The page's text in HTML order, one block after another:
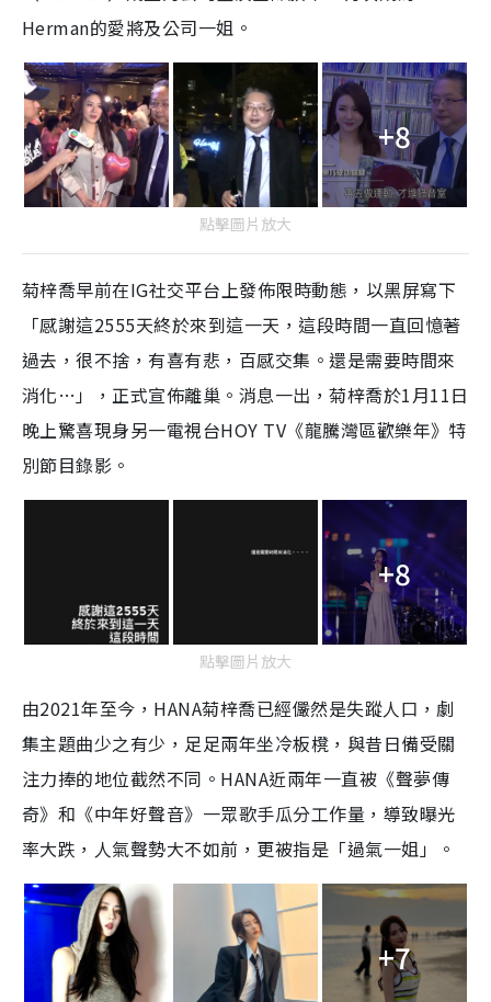
Herman的愛將及公司一姐。
+8
點擊圖片放大
菊梓喬早前在IG社交平台上發佈限時動態，以黑屏寫下
「感謝這2555天終於來到這一天，這段時間一直回憶著
過去，很不捨，有喜有悲，百感交集。還是需要時間來
消化…」，正式宣佈離巢。消息一出，菊梓喬於1月11日
晚上驚喜現身另一電視台HOY TV《龍騰灣區歡樂年》特
別節目錄影。
+8
點擊圖片放大
由2021年至今，HANA菊梓喬已經儼然是失蹤人口，劇
集主題曲少之有少，足足兩年坐冷板櫈，與昔日備受關
注力捧的地位截然不同。 HANA近兩年一直被《聲夢傳
奇》和《中年好聲音》一眾歌手瓜分工作量，導致曝光
率大跌，人氣聲勢大不如前，更被指是「過氣一姐」。
+7